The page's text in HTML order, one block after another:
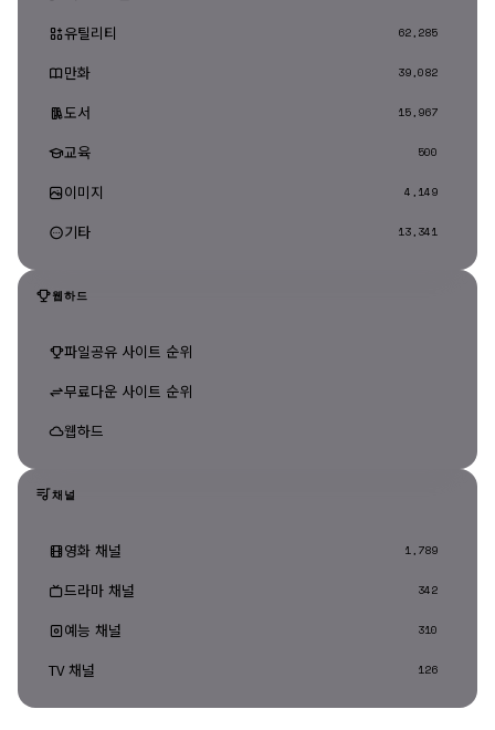
유틸리티 62,285
만화 39,082
도서 15,967
교육 500
이미지 4,149
기타 13,341
웹하드
파일공유 사이트 순위
무료다운 사이트 순위
웹하드
채널
영화 채널 1,789
드라마 채널 342
예능 채널 310
TV 채널 126